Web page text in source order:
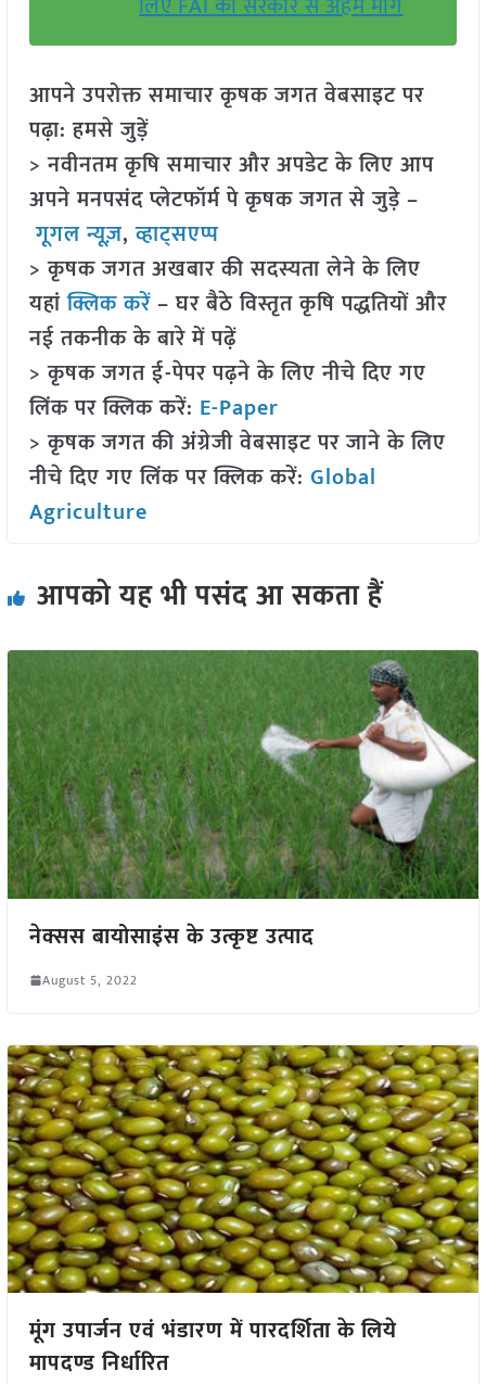
आपने उपरोक्त समाचार कृषक जगत वेबसाइट पर
पढ़ा: हमसे जुड़ें
> नवीनतम कृषि समाचार और अपडेट के लिए आप
अपने मनपसंद प्लेटफॉर्म पे कृषक जगत से जुड़े –
गूगल न्यूज़,व्हाट्सएप्प
> कृषक जगत अखबार की सदस्यता लेने के लिए
यहांक्लिक करें– घर बैठे विस्तृत कृषि पद्धतियों और
नई तकनीक के बारे में पढ़ें
> कृषक जगत ई-पेपर पढ़ने के लिए नीचे दिए गए
लिंक पर क्लिक करें: E-Paper
> कृषक जगत की अंग्रेजी वेबसाइट पर जाने के लिए
नीचे दिए गए लिंक पर क्लिक करें: Global
Agriculture
आपको यह भी पसंद आ सकता हैं
नेक्सस बायोसाइंस के उत्कृष्ट उत्पाद
August 5, 2022
मूंग उपार्जन एवं भंडारण में पारदर्शिता के लिये
मापदण्ड निर्धारित